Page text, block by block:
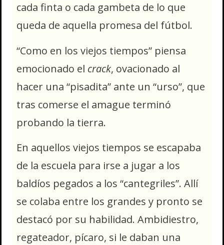
cada finta o cada gambeta de lo que
queda de aquella promesa del fútbol.
“Como en los viejos tiempos” piensa
emocionado el crack, ovacionado al
hacer una “pisadita” ante un “urso”, que
tras comerse el amague terminó
probando la tierra.
En aquellos viejos tiempos se escapaba
de la escuela para irse a jugar a los
baldíos pegados a los “cantegriles”. Allí
se colaba entre los grandes y pronto se
destacó por su habilidad. Ambidiestro,
regateador, pícaro, si le daban una